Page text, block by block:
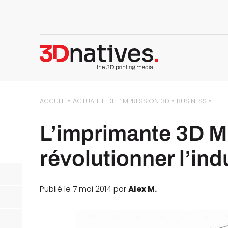
ACCUEIL »ACTUALITÉ DE L’IMPRESSION 3D » BUSINESS »
L’imprimante 3D
révolutionner
Publié le 7 mai 2014 parAlex M.